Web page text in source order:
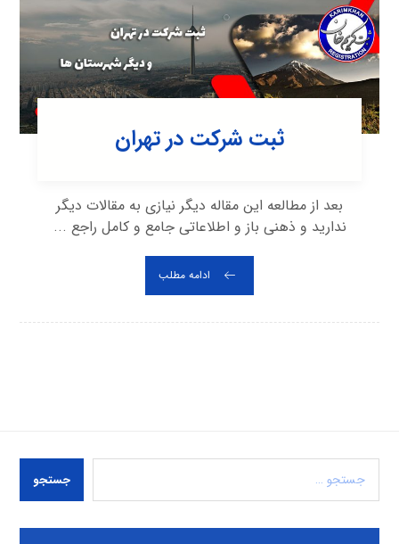
ثبت شرکت در تهران
بعد از مطالعه این مقاله دیگر نیازی به مقالات دیگر
ندارید و ذهنی باز و اطلاعاتی جامع و کامل راجع ...
ادامه مطلب
جستجو